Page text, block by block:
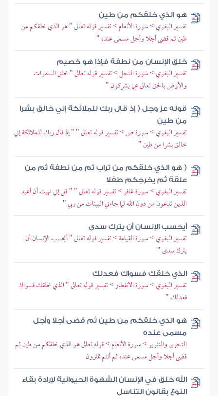
هو الذي خلقكم من طين
تفسير البغوي > سورة الأنعام > تفسير قوله تعالى " هو الذي خلقكم من
طين ثم قضى أجلا وأجل مسمى عنده "
خلق الإنسان من نطفة فإذا هو خصيم
تفسير البغوي > سورة النحل > تفسير قوله تعالى " خلق السموات
والأرض بالحق تعالى عما يشركون "
قوله عز وجل ( إذ قال ربك للملائكة إني خالق بشرا
من طين
تفسير البغوي > سورة ص > تفسير قوله تعالى " " إذ قال ربك للملائكة إني
خالق بشرا من طين "
( هو الذي خلقكم من تراب ثم من نطفة ثم من
علقة ثم يخرجكم طفلا
تفسير البغوي > سورة غافر > تفسير قوله تعالى " " قل إني نهيت أن أعبد
الذين تدعون من دون الله لما جاءني البينات من ربي "
أيحسب الإنسان أن يترك سدى
تفسير البغوي > سورة القيامة > تفسير قوله تعالى " أيحسب الإنسان أن
يترك سدى "
الذي خلقك فسواك فعدلك
تفسير البغوي > سورة الانفطار > تفسير قوله تعالى " الذي خلقك فسواك
فعدلك "
هو الذي خلقكم من طين ثم قضى أجلا وأجل
مسمى عنده
التحرير والتنوير > سورة الأنعام > قوله تعالى هو الذي خلقكم من طين ثم
قضى أجلا وأجل مسمى عنده ثم أنتم تمترون
الله خلق في الإنسان الشهوة الحيوانية لإرادة بقاء
النوع بقانون التناسل